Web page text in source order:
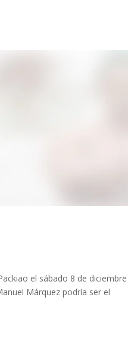
el sábado 8 de
Márquez podría ser el